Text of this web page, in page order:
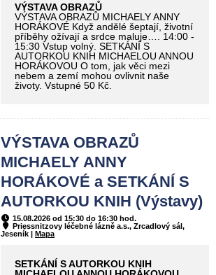
VÝSTAVA OBRAZŮ
VÝSTAVA OBRAZŮ MICHAELY ANNY
HORÁKOVÉ Když andělé šeptají, životní
příběhy ožívají a srdce maluje…. 14:00 -
15:30 Vstup volný. SETKÁNÍ S
AUTORKOU KNIH MICHAELOU ANNOU
HORÁKOVOU O tom, jak věci mezi
nebem a zemí mohou ovlivnit naše
životy. Vstupné 50 Kč.
VÝSTAVA OBRAZŮ
MICHAELY ANNY
HORÁKOVÉ a SETKÁNÍ S
AUTORKOU KNIH (Výstavy)
15.08.2026 od 15:30 do 16:30 hod.
Priessnitzovy léčebné lázně a.s., Zrcadlový sál,
Jeseník | Mapa
SETKÁNÍ S AUTORKOU KNIH